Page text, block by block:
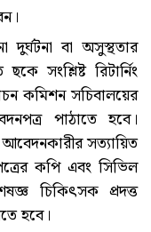
বা অসুস্থতার
সংশ্লিষ্ট রিটার্নিং
কমিশন সচিবালয়ের
পাঠাতে হবে।
সত্যায়িত
কপি এবং সিভিল
চিকিৎসক প্রদত্ত
হবে।